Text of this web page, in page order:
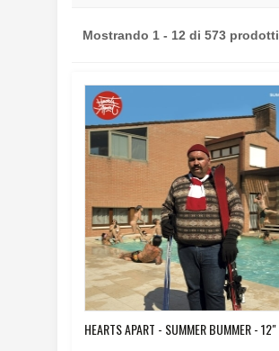
Mostrando 1 - 12 di 573 prodotti
HEARTS APART - SUMMER BUMMER - 12"